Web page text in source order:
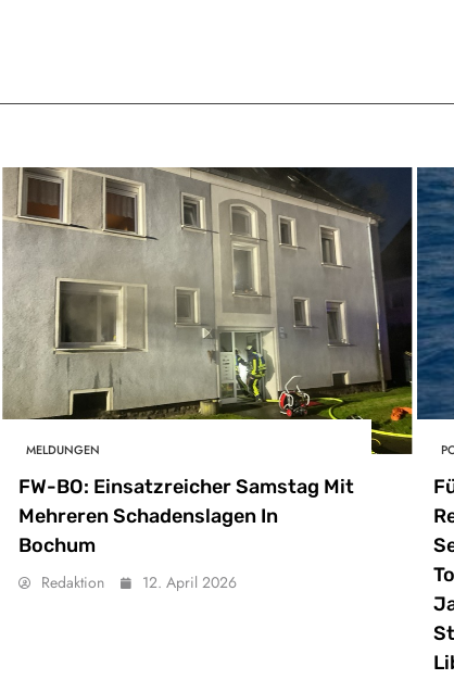
MELDUNGEN
FW-BO: Einsatzreicher Samstag Mit
Mehreren Schadenslagen In
Bochum
Redaktion 12. April 2026